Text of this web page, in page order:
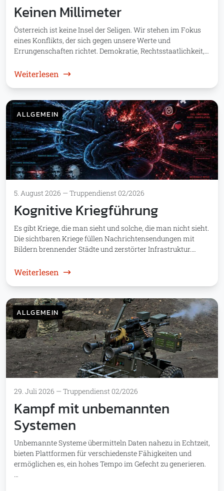
Keinen Millimeter
Österreich ist keine Insel der Seligen. Wir stehen im Fokus
eines Konflikts, der sich gegen unsere Werte und
Errungenschaften richtet. Demokratie, Rechtsstaatlichkeit,…
Weiterlesen : Keinen Millimeter
ALLGEMEIN
5. August 2026 — Truppendienst 02/2026
Kognitive Kriegführung
Es gibt Kriege, die man sieht und solche, die man nicht sieht.
Die sichtbaren Kriege füllen Nachrichtensendungen mit
Bildern brennender Städte und zerstörter Infrastruktur.…
Weiterlesen : Kognitive Kriegführung
ALLGEMEIN
29. Juli 2026 — Truppendienst 02/2026
Kampf mit unbemannten
Systemen
Unbemannte Systeme übermitteln Daten nahezu in Echtzeit,
bieten Plattformen für verschiedenste Fähigkeiten und
ermöglichen es, ein hohes Tempo im Gefecht zu generieren.
…